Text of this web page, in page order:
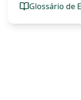
Glossário de